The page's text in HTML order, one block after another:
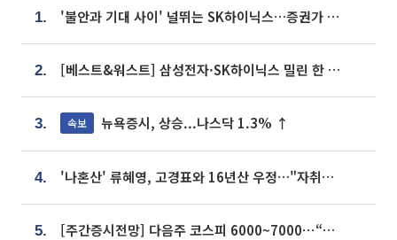
1. '불안과 기대 사이' 널뛰는 SK하이닉스…증권가 "HBM4·LTA 기반 펀터멘털 견고"
2. [베스트&워스트] 삼성전자·SK하이닉스 밀린 한 주…상상인증권은 85% 급등
3. 속보 뉴욕증시, 상승...나스닥 1.3% ↑
4. '나혼산' 류혜영, 고경표와 16년산 우정…"자취방서 부모님과 마주쳐"
5. [주간증시전망] 다음주 코스피 6000~7000⋯“外人 수급은 정책이 변수”